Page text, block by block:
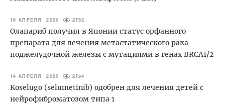
16 АПРЕЛЯ 2020 2752
Олапариб получил в Японии статус орфанного
препарата для лечения метастатического рака
поджелудочной железы с мутациями в генах BRCA1/2
14 АПРЕЛЯ 2020 2794
Koselugo (selumetinib) одобрен для лечения детей с
нейрофиброматозом типа 1